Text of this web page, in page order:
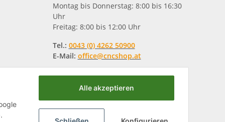
Montag bis Donnerstag: 8:00 bis 16:30
Uhr
Freitag: 8:00 bis 12:00 Uhr
Tel.: 0043 (0) 4262 50900
E-Mail: office@cncshop.at
Alle akzeptieren